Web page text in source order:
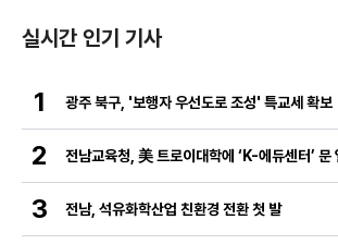
실시간 인기 기사
1 광주 북구, '보행자 우선도로 조성' 특교세 확보
2 전남교육청, 美 트로이대학에 ‘K-에듀센터’ 문
3 전남, 석유화학산업 친환경 전환 첫 발